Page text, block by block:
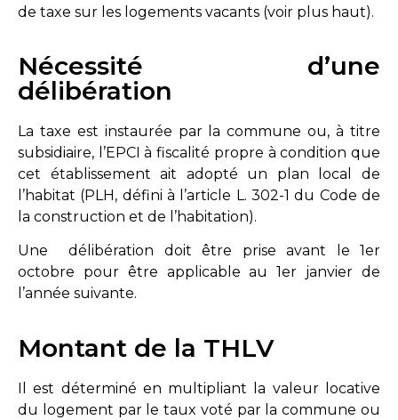
de taxe sur les logements vacants (voir plus haut).
Nécessité d’une
délibération
La taxe est instaurée par la commune ou, à titre
subsidiaire, l’EPCI à fiscalité propre à condition que
cet établissement ait adopté un plan local de
l’habitat (PLH, défini à l’article L. 302-1 du Code de
la construction et de l’habitation).
Une délibération doit être prise avant le 1er
octobre pour être applicable au 1er janvier de
l’année suivante.
Montant de la THLV
Il est déterminé en multipliant la valeur locative
du logement par le taux voté par la commune ou